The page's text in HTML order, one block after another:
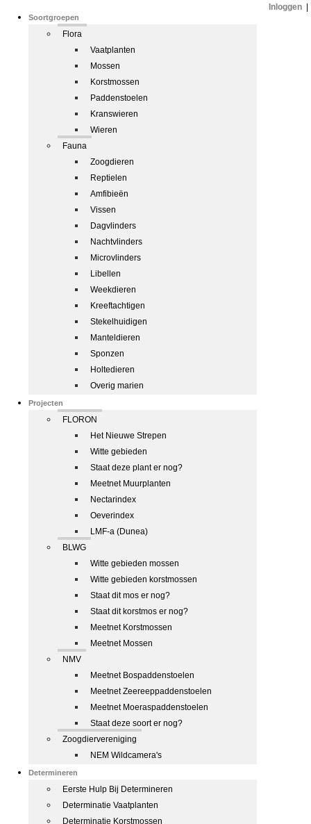
Soortgroepen
Flora
Vaatplanten
Mossen
Korstmossen
Paddenstoelen
Kranswieren
Wieren
Fauna
Zoogdieren
Reptielen
Amfibieën
Vissen
Dagvlinders
Nachtvlinders
Microvlinders
Libellen
Weekdieren
Kreeftachtigen
Stekelhuidigen
Manteldieren
Sponzen
Holtedieren
Overig marien
Projecten
FLORON
Het Nieuwe Strepen
Witte gebieden
Staat deze plant er nog?
Meetnet Muurplanten
Nectarindex
Oeverindex
LMF-a (Dunea)
BLWG
Witte gebieden mossen
Witte gebieden korstmossen
Staat dit mos er nog?
Staat dit korstmos er nog?
Meetnet Korstmossen
Meetnet Mossen
NMV
Meetnet Bospaddenstoelen
Meetnet Zeereeppaddenstoelen
Meetnet Moeraspaddenstoelen
Staat deze soort er nog?
Zoogdiervereniging
NEM Wildcamera's
Determineren
Eerste Hulp Bij Determineren
Determinatie Vaatplanten
Determinatie Korstmossen
Inloggen